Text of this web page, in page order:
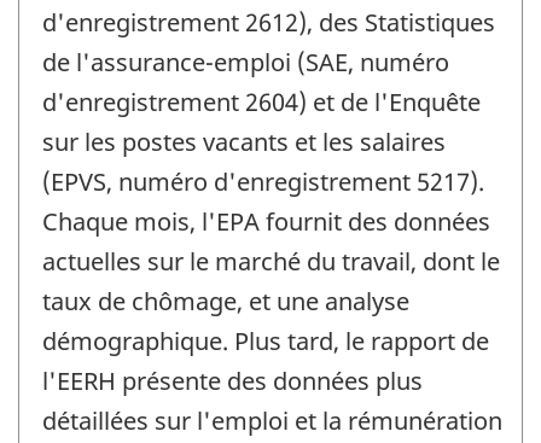
d'enregistrement 2612), des Statistiques
de l'assurance-emploi (SAE, numéro
d'enregistrement 2604) et de l'Enquête
sur les postes vacants et les salaires
(EPVS, numéro d'enregistrement 5217).
Chaque mois, l'EPA fournit des données
actuelles sur le marché du travail, dont le
taux de chômage, et une analyse
démographique. Plus tard, le rapport de
l'EERH présente des données plus
détaillées sur l'emploi et la rémunération